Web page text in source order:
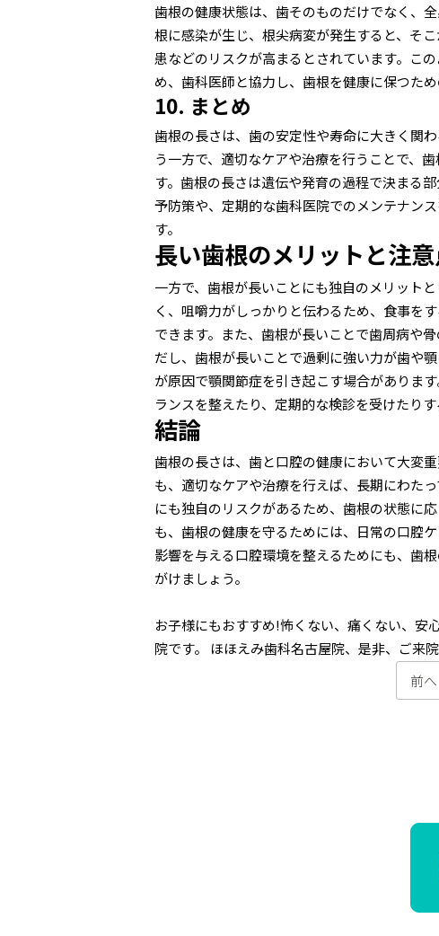
歯根の健康状態は、歯そのものだけでなく、
根に感染が生じ、根尖病変が発生すると、そ
患などのリスクが高まるとされています。こ
め、歯科医師と協力し、歯根を健康に保つた
10. まとめ
歯根の長さは、歯の安定性や寿命に大きく関
う一方で、適切なケアや治療を行うことで、
す。歯根の長さは遺伝や発育の過程で決まる
予防策や、定期的な歯科医院でのメンテナン
す。
長い歯根のメリットと注
一方で、歯根が長いことにも独自のメリット
く、咀嚼力がしっかりと伝わるため、食事を
できます。また、歯根が長いことで歯周病や
だし、歯根が長いことで過剰に強い力が歯や
が原因で顎関節症を引き起こす場合がありま
ランスを整えたり、定期的な検診を受けたりす
結論
歯根の長さは、歯と口腔の健康において大変
も、適切なケアや治療を行えば、長期にわた
にも独自のリスクがあるため、歯根の状態に
も、歯根の健康を守るためには、日常の口腔
影響を与える口腔環境を整えるためにも、歯
がけましょう。
お子様にもおすすめ!怖くない、痛くない、安
院です。
ほほえみ歯科名古屋院、是非、ご来院
前へ